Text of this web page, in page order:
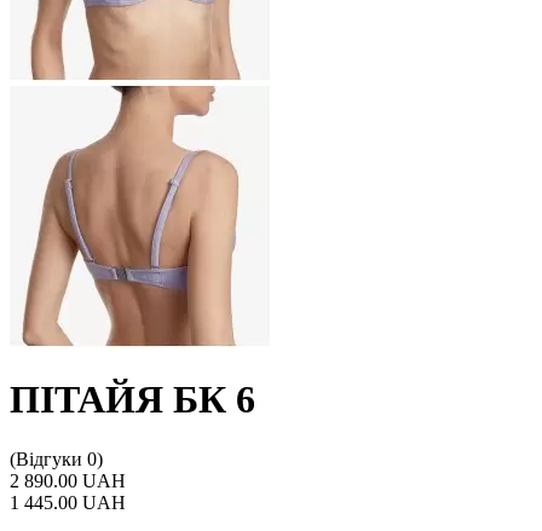
ПІТАЙЯ БК 6
(Відгуки 0)
2 890.00 UAH
1 445.00 UAH